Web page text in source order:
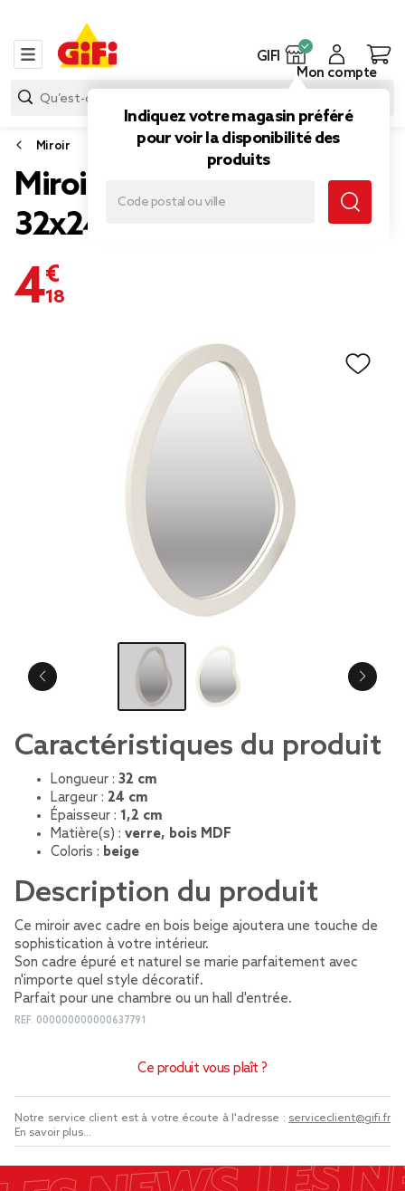
GIFI
Indiquez votre magasin préféré
pour voir la disponibilité des
produits
Mon compte
Miroir
Miroir cadre bois beige
32x24cm
4,18 €
Caractéristiques du produit
Longueur : 32 cm
Largeur : 24 cm
Épaisseur : 1,2 cm
Matière(s) : verre, bois MDF
Coloris : beige
Description du produit
Ce miroir avec cadre en bois beige ajoutera une touche de
sophistication à votre intérieur.
Son cadre épuré et naturel se marie parfaitement avec
n'importe quel style décoratif.
Parfait pour une chambre ou un hall d'entrée.
REF. 000000000000637791
Ce produit vous plaît ?
Notre service client est à votre écoute à l'adresse : serviceclient@gifi.fr
En savoir plus...